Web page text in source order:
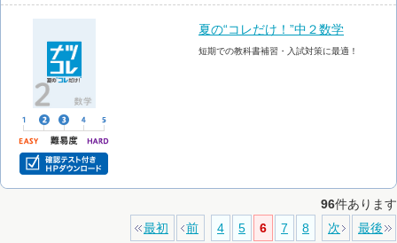
夏の“コレだけ！”中２数学
短期での教科書補習・入試対策に最適！
96件あります
最初
前 4 5 6 7 8 次
最後